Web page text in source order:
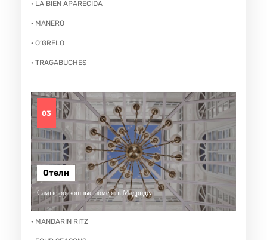
· LA BIEN APARECIDA
· MANERO
· O’GRELO
· TRAGABUCHES
03
Отели
Самые роскошные номера в Мадриде.
· MANDARIN RITZ